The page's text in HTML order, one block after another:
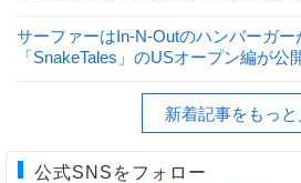
サーファーはIn-N-Outのハンバーガー
「SnakeTales」のUSオープン編が公
新着記事をもっと
公式SNSをフォロー